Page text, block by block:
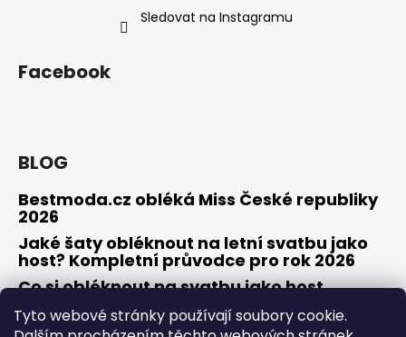
Tyto webové stránky používají soubory cookie.
Sledovat na Instagramu
Facebook
BLOG
Bestmoda.cz obléká Miss České republiky
2026
Jaké šaty obléknout na letní svatbu jako
host? Kompletní průvodce pro rok 2026
Co si obléknout na svatbu jako host